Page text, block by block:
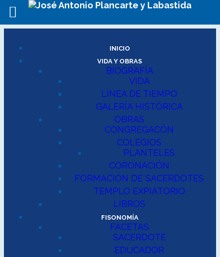
INICIO
VIDA Y OBRAS
BIOGRAFÍA
VIDA
LINEA DE TIEMPO
GALERÍA HISTÓRICA
OBRAS
CONGREGACÓN
COLEGIOS
PLANTELES
CORONACIÓN
FORMACIÓN DE SACERDOTES
TEMPLO EXPIATORIO
LIBROS
FISONOMÍA
FACETAS
SACERDOTE
EDUCADOR